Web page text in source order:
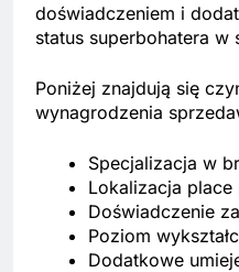
doświadczeniem i
status superbohatera w
Poniżej znajdują się
wynagrodzenia
Specjalizacja w
Lokalizacja place
Doświadczenie
Poziom
Dodatkowe